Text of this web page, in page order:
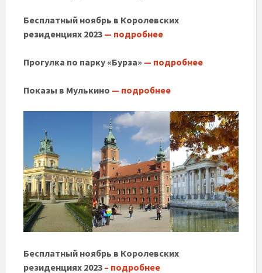
Бесплатный ноябрь в Королевских
резиденциях 2023 — подробнее
Прогулка по парку «Бурза» — подробнее
Показы в Мулькино — подробнее
Бесплатный ноябрь в Королевских
резиденциях 2023 – подробнее